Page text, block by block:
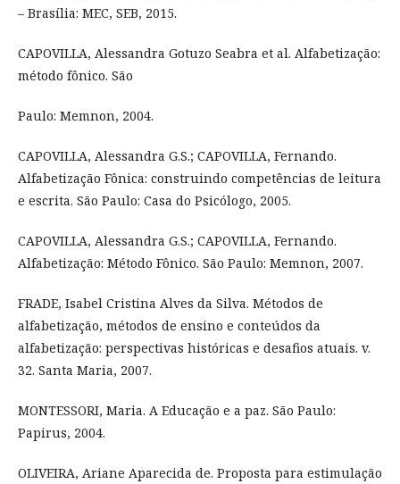
– Brasília: MEC, SEB, 2015.
CAPOVILLA, Alessandra Gotuzo Seabra et al. Alfabetização:
método fônico. São
Paulo: Memnon, 2004.
CAPOVILLA, Alessandra G.S.; CAPOVILLA, Fernando.
Alfabetização Fônica: construindo competências de leitura
e escrita. São Paulo: Casa do Psicólogo, 2005.
CAPOVILLA, Alessandra G.S.; CAPOVILLA, Fernando.
Alfabetização: Método Fônico. São Paulo: Memnon, 2007.
FRADE, Isabel Cristina Alves da Silva. Métodos de
alfabetização, métodos de ensino e conteúdos da
alfabetização: perspectivas históricas e desafios atuais. v.
32. Santa Maria, 2007.
MONTESSORI, Maria. A Educação e a paz. São Paulo:
Papirus, 2004.
OLIVEIRA, Ariane Aparecida de. Proposta para estimulação